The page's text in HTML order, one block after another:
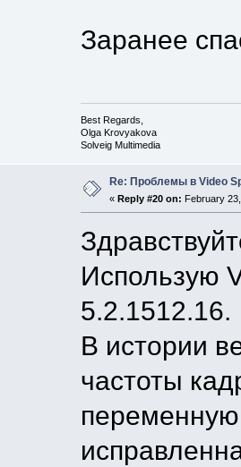
Заранее
Best Regards,
Olga Krovyakova
Solveig Multimedia
Re: Проблемы в Video
« Reply #20 on: February
Использую
5.2.1512.16.
В истории
частоты